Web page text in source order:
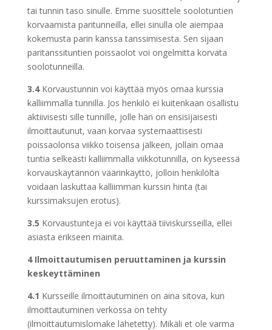
tai tunnin taso sinulle. Emme suosittele soolotuntien
korvaamista paritunneilla, ellei sinulla ole aiempaa
kokemusta parin kanssa tanssimisesta. Sen sijaan
paritanssituntien poissaolot voi ongelmitta korvata
soolotunneilla.
3.4 Korvaustunnin voi käyttää myös omaa kurssia
kalliimmalla tunnilla. Jos henkilö ei kuitenkaan osallistu
aktiivisesti sille tunnille, jolle hän on ensisijaisesti
ilmoittautunut, vaan korvaa systemaattisesti
poissaolonsa viikko toisensa jälkeen, jollain omaa
tuntia selkeästi kalliimmalla viikkotunnilla, on kyseessä
korvauskäytännön väärinkäyttö, jolloin henkilöltä
voidaan laskuttaa kalliimman kurssin hinta (tai
kurssimaksujen erotus).
3.5 Korvaustunteja ei voi käyttää tiiviskursseilla, ellei
asiasta erikseen mainita.
4 Ilmoittautumisen peruuttaminen ja kurssin
keskeyttäminen
4.1 Kursseille ilmoittautuminen on aina sitova, kun
ilmoittautuminen verkossa on tehty
(ilmoittautumislomake lähetetty). Mikäli et ole varma